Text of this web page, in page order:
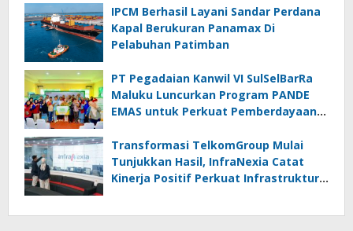
IPCM Berhasil Layani Sandar Perdana
Kapal Berukuran Panamax Di
Pelabuhan Patimban
PT Pegadaian Kanwil VI SulSelBarRa
Maluku Luncurkan Program PANDE
EMAS untuk Perkuat Pemberdayaan
Transformasi TelkomGroup Mulai
Tunjukkan Hasil, InfraNexia Catat
Kinerja Positif Perkuat Infrastruktur